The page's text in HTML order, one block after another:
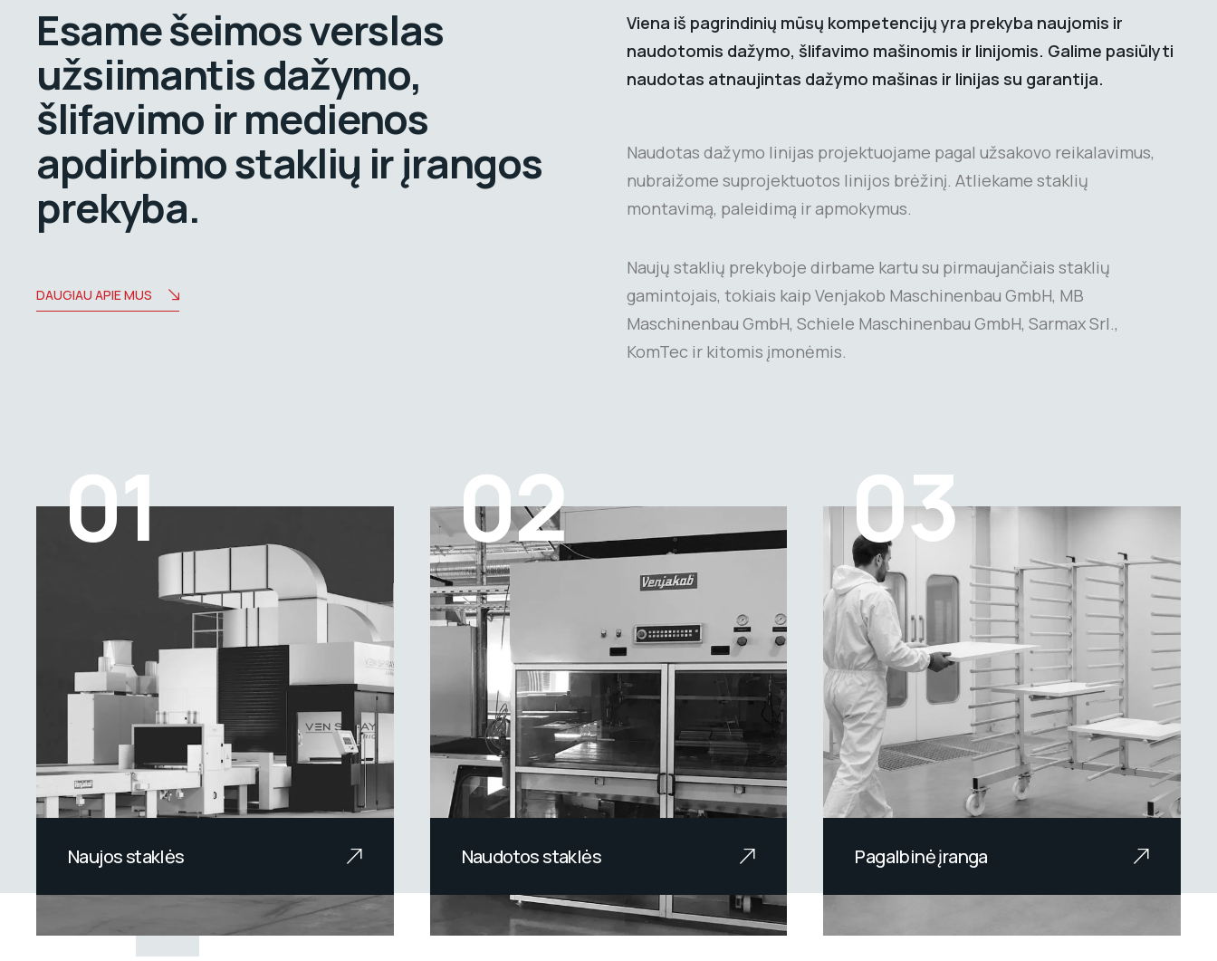
Esame šeimos verslas
užsiimantis dažymo,
šlifavimo ir medienos
apdirbimo staklių ir įrangos
prekyba.
DAUGIAU APIE MUS
Viena iš pagrindinių mūsų kompetencijų yra prekyba naujomis ir
naudotomis dažymo, šlifavimo mašinomis ir linijomis. Galime pasiūlyti
naudotas atnaujintas dažymo mašinas ir linijas su garantija.
Naudotas dažymo linijas projektuojame pagal užsakovo reikalavimus,
nubraižome suprojektuotos linijos brėžinį. Atliekame staklių
montavimą, paleidimą ir apmokymus.
Naujų staklių prekyboje dirbame kartu su pirmaujančiais staklių
gamintojais, tokiais kaip Venjakob Maschinenbau GmbH, MB
Maschinenbau GmbH, Schiele Maschinenbau GmbH, Sarmax Srl.,
KomTec ir kitomis įmonėmis.
01
Naujos staklės
02
Naudotos staklės
03
Pagalbinė įranga